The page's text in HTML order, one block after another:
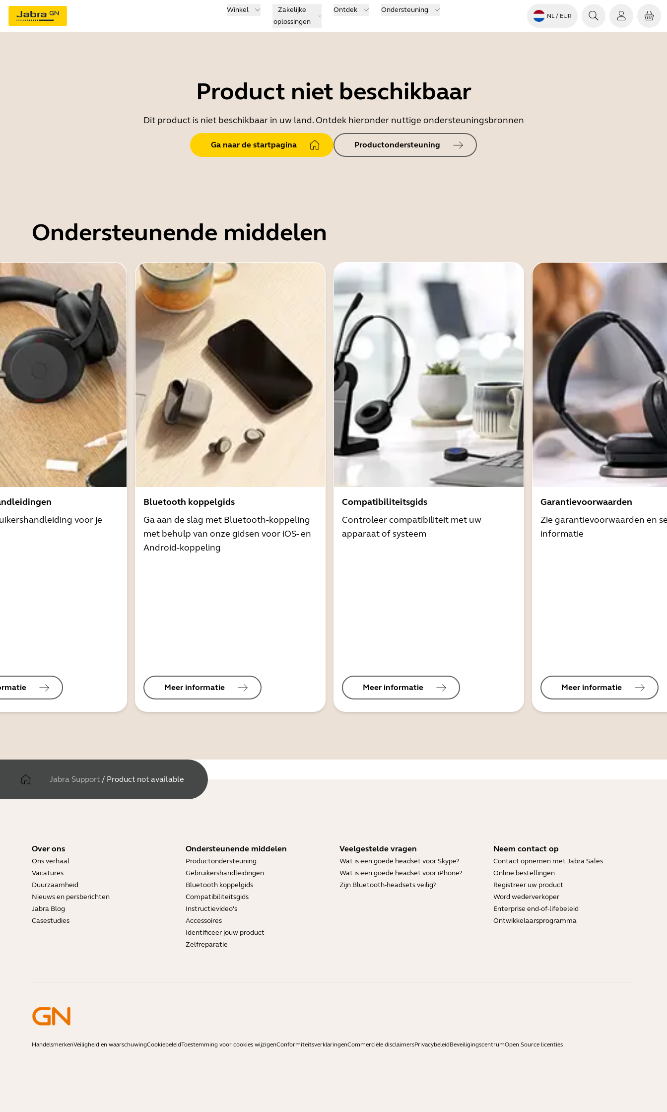
Winkel
Zakelijke
oplossingen
Ontdek Ondersteuning
NL / EUR
Product niet beschikbaar
Dit product is niet beschikbaar in uw land. Ontdek hieronder nuttige ondersteuningsbronnen
Ga naar de startpagina Productondersteuning
Ondersteunende middelen
voor je
Bluetooth koppelgids
Ga aan de slag met Bluetooth-koppeling
met behulp van onze gidsen voor iOS- en
Android-koppeling
Meer informatie
Compatibiliteitsgids
Controleer compatibiliteit met uw
apparaat of systeem
Meer informatie
Garantievoorwaarden
Zie garantievoorwaarden en
informatie
Meer informatie
Jabra Support / Product not available
Over ons
Ons verhaal
Vacatures
Duurzaamheid
Nieuws en persberichten
Jabra Blog
Casestudies
Ondersteunende middelen
Productondersteuning
Gebruikershandleidingen
Bluetooth koppelgids
Compatibiliteitsgids
Instructievideo's
Accessoires
Identificeer jouw product
Zelfreparatie
Veelgestelde vragen
Wat is een goede headset voor Skype?
Wat is een goede headset voor iPhone?
Zijn Bluetooth-headsets veilig?
Neem contact op
Contact opnemen met Jabra Sales
Online bestellingen
Registreer uw product
Word wederverkoper
Enterprise end-of-lifebeleid
Ontwikkelaarsprogramma
HandelsmerkenVeiligheid en waarschuwingCookiebeleidToestemming voor cookies wijzigenConformiteitsverklaringenCommerciële disclaimersPrivacybeleidBeveiligingscentrumOpen Source licenties